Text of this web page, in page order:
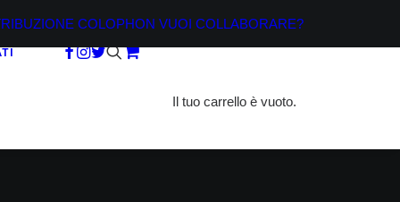
COLOPHON VUOI COLLABORARE?
Il tuo carrello è vuoto.